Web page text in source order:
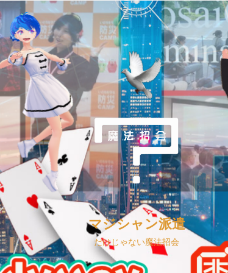
マジシャン派遣
だけじゃない魔法招会